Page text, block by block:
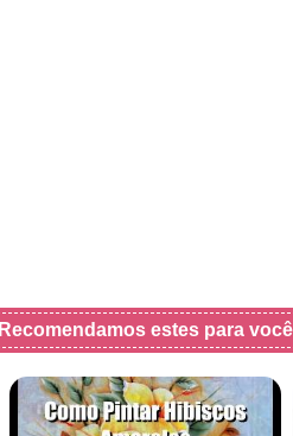
Recomendamos estes para você